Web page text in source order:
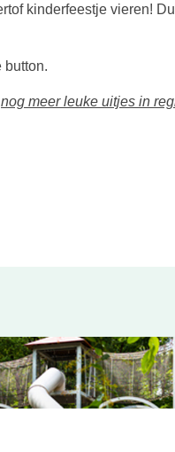
kinderfeestje vieren!
button.
nog meer leuke uitjes in